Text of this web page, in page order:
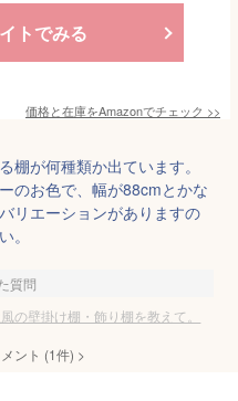
トでみる
価格と在庫をAmazonでチェック >>
棚が何種類か出ています。
のお色で、幅が88cmとかな
リエーションがありますの
。
質問
の壁掛け棚・飾り棚を教えて。
ント (1件) >